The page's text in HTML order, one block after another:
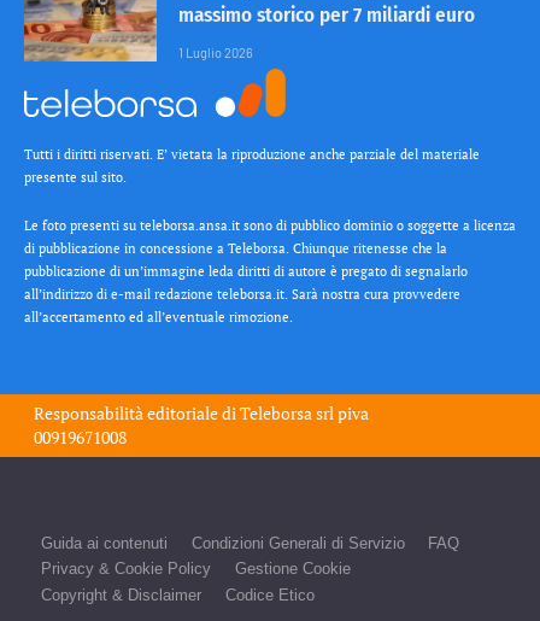
massimo storico per 7 miliardi euro
1 Luglio 2026
Tutti i diritti riservati. E’ vietata la riproduzione anche parziale del materiale
presente sul sito.
Le foto presenti su teleborsa.ansa.it sono di pubblico dominio o soggette a licenza
di pubblicazione in concessione a Teleborsa. Chiunque ritenesse che la
pubblicazione di un’immagine leda diritti di autore è pregato di segnalarlo
all’indirizzo di e-mail redazione teleborsa.it. Sarà nostra cura provvedere
all’accertamento ed all’eventuale rimozione.
Responsabilità editoriale diTeleborsa srlpiva
00919671008
Guida ai contenuti Condizioni Generali di Servizio
FAQ
Privacy & Cookie Policy
Gestione Cookie
Copyright & Disclaimer
Codice Etico